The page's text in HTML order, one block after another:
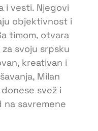
i vesti. Njegovi
objektivnost i
timom, otvara
svoju srpsku
kreativan i
Milan
svež i
savremene